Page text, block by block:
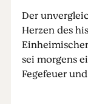
Der
Herzen des
sei morgens
Fegefeuer